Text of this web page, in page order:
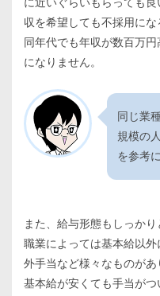
収を希望しても不採用にな
同年代でも年収が数百万
になりません。
同じ業
規模の
を参考
また、給与形態もしっかり
職業によっては基本給以
外手当など様々なものがあ
基本給が安くても手当が